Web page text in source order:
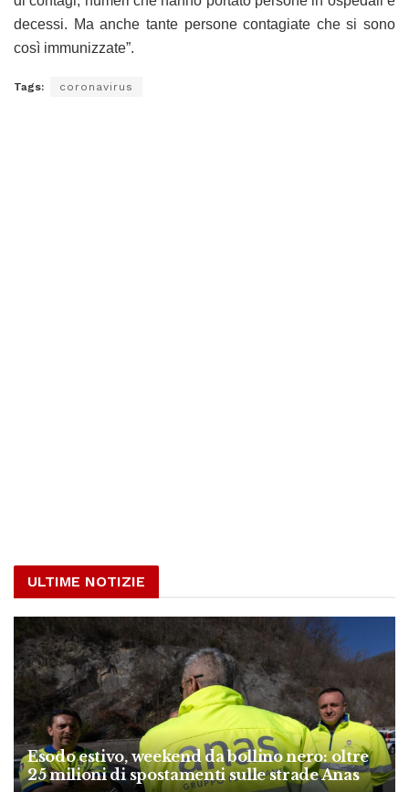
decessi. Ma anche tante persone contagiate che si sono
così immunizzate”.
Tags: coronavirus
ULTIME NOTIZIE
Esodo estivo, weekend da bollino nero: oltre
25 milioni di spostamenti sulle strade Anas